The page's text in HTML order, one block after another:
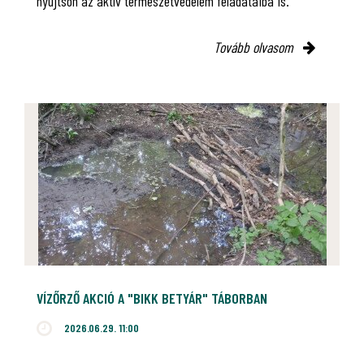
Tovább olvasom
VÍZŐRZŐ AKCIÓ A "BIKK BETYÁR" TÁBORBAN
2026.06.29. 11:00